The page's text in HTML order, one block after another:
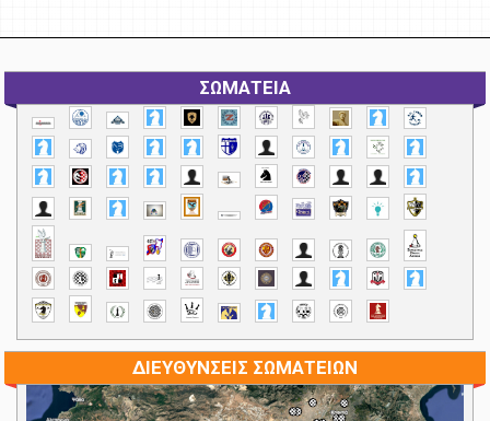
ΣΩΜΑΤΕΙΑ
ΔΙΕΥΘΥΝΣΕΙΣ ΣΩΜΑΤΕΙΩΝ